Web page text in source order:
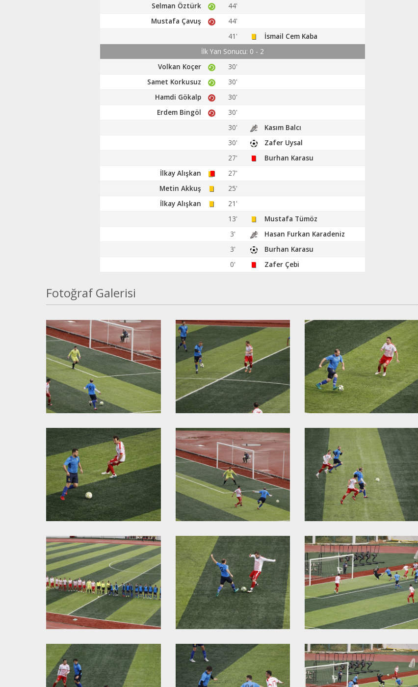
Selman Öztürk
44'
Mustafa Çavuş
44'
41'
İsmail Cem Kaba
İlk Yarı Sonucu: 0 - 2
Volkan Koçer
30'
Samet Korkusuz
30'
Hamdi Gökalp
30'
Erdem Bingöl
30'
30'
Kasım Balcı
30'
Zafer Uysal
27'
Burhan Karasu
İlkay Alışkan
27'
Metin Akkuş
25'
İlkay Alışkan
21'
13'
Mustafa Tümöz
3'
Hasan Furkan Karadeniz
3'
Burhan Karasu
0'
Zafer Çebi
Fotoğraf Galerisi